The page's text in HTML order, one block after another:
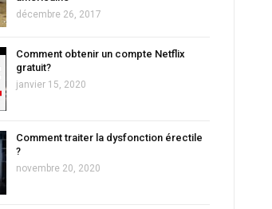
décembre 26, 2017
Comment obtenir un compte Netflix
gratuit?
janvier 15, 2020
Comment traiter la dysfonction érectile
?
novembre 20, 2020